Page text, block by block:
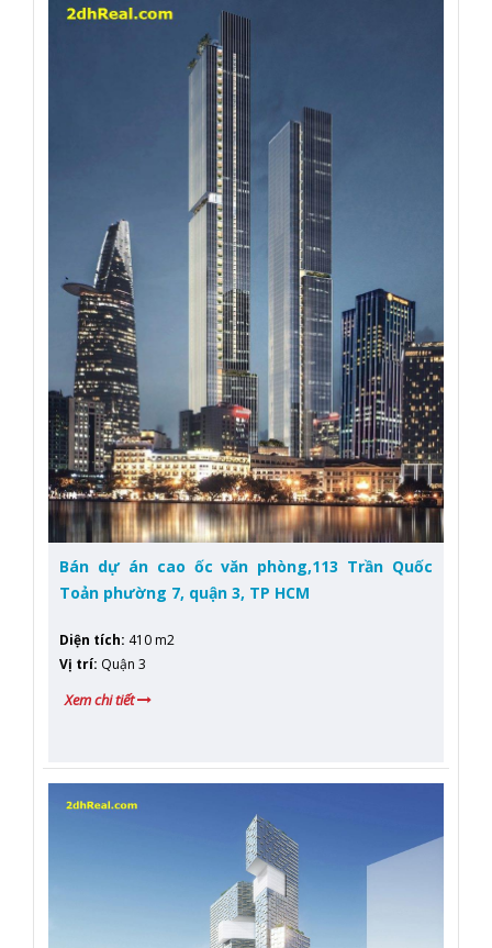
Bán dự án cao ốc văn phòng,113 Trần Quốc
Toản phường 7, quận 3, TP HCM
Diện tích: 410 m2
Vị trí: Quận 3
Xem chi tiết